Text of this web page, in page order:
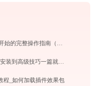
SPSS数据分析软件怎么用？从零开始的完整操作指南（附实战案例）
UltraEdit文本编辑器全面指南：从安装到高级技巧一篇就够（附快捷键大全）
程_如何加载插件效果包